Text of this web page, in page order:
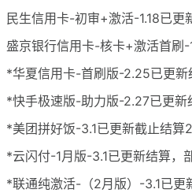
民生信用卡-初审+激活-1.18已
盛京银行信用卡-核卡+激活首刷
*华夏信用卡-首刷版-2.25已更
*快手极速版-助力版-2.27已更新
*美团拼好饭-3.1已更新截止结算
*云闪付-1月版-3.1已更新结算，
*联通纯激活-（2月版）-3.1已更